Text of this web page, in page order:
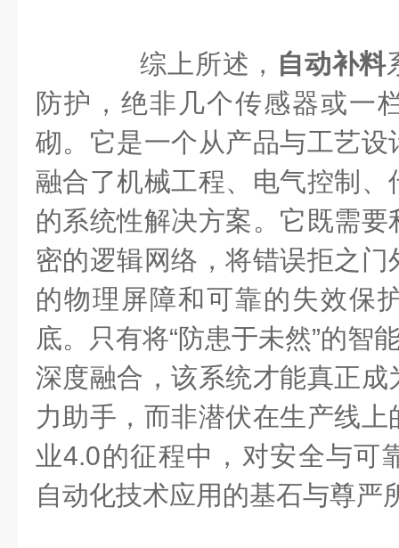
综上所述， 自动补料
防护，绝非几个传感器或一
砌。它是一个从产品与工艺
融合了机械工程、电气控制
的系统性解决方案。它既需
密的逻辑网络，将错误拒之
的物理屏障和可靠的失效保
底。只有将“防患于未然”的智
深度融合，该系统才能真正
力助手，而非潜伏在生产线
业4.0的征程中，对安全与可
自动化技术应用的基石与尊严